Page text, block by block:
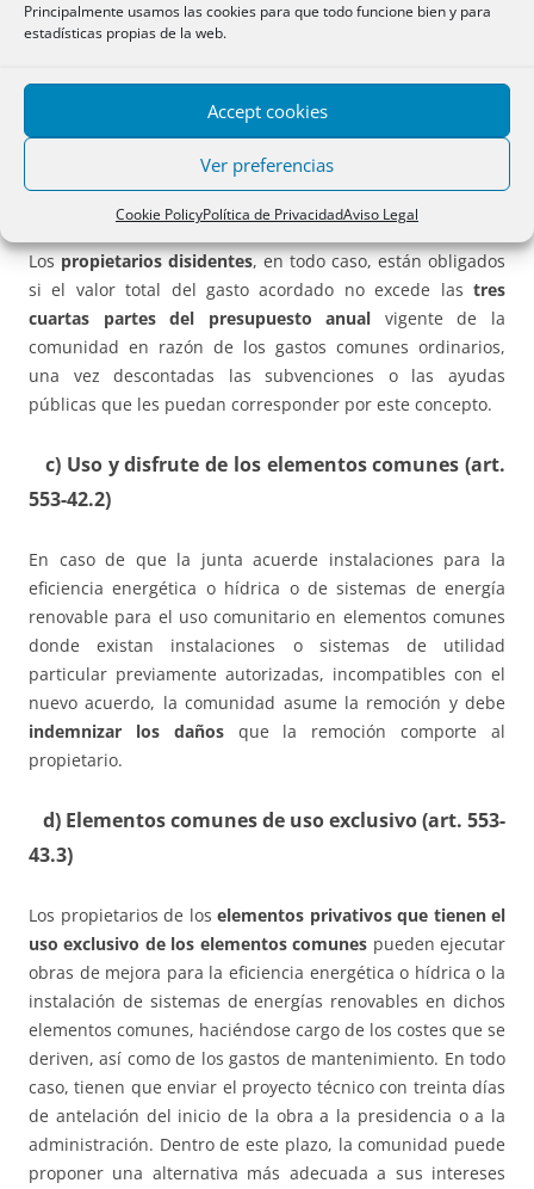
Principalmente usamos las cookies para que todo funcione bien y para
estadísticas propias de la web.
Accept cookies
Ver preferencias
Cookie PolicyPolítica de PrivacidadAviso Legal
infraestructuras o equipos comunes con la finalidad de
mejorar la eficiencia energética o hídrica, así como de la
instalación de sistemas de energías renovables de uso
común en elementos comunes, sona cargo de todos los
propietarios si derivan del acuerdo de la junta
Lospropietarios disidentes, en todo caso, están obligados
si el valor total del gasto acordado no excede las tres
cuartas partes del presupuesto anual vigente de la
comunidad en razón de los gastos comunes ordinarios,
una vez descontadas las subvenciones o las ayudas
públicas que les puedan corresponder por este concepto.
c) Uso y disfrute de los elementos comunes (art.
553-42.2)
En caso de que la junta acuerde instalaciones para la
eficiencia energética o hídrica o de sistemas de energía
renovable para el uso comunitario en elementos comunes
donde existan instalaciones o sistemas de utilidad
particular previamente autorizadas, incompatibles con el
nuevo acuerdo, la comunidad asume la remoción y debe
indemnizar los dañosque la remoción comporte al
propietario.
d) Elementos comunes de uso exclusivo (art. 553-
43.3)
Los propietarios de los elementos privativos que tienen el
uso exclusivo de los elementos comunes pueden ejecutar
obras de mejora para la eficiencia energética o hídrica o la
instalación de sistemas de energías renovables en dichos
elementos comunes, haciéndose cargo de los costes que se
deriven, así como de los gastos de mantenimiento. En todo
caso, tienen que enviar el proyecto técnico con treinta días
de antelación del inicio de la obra a la presidencia o a la
administración. Dentro de este plazo, la comunidad puede
proponer una alternativa más adecuada a sus intereses